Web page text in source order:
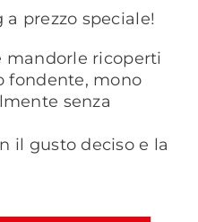
a prezzo speciale!
mandorle ricoperti
fondente, mono
senza
il gusto deciso e la